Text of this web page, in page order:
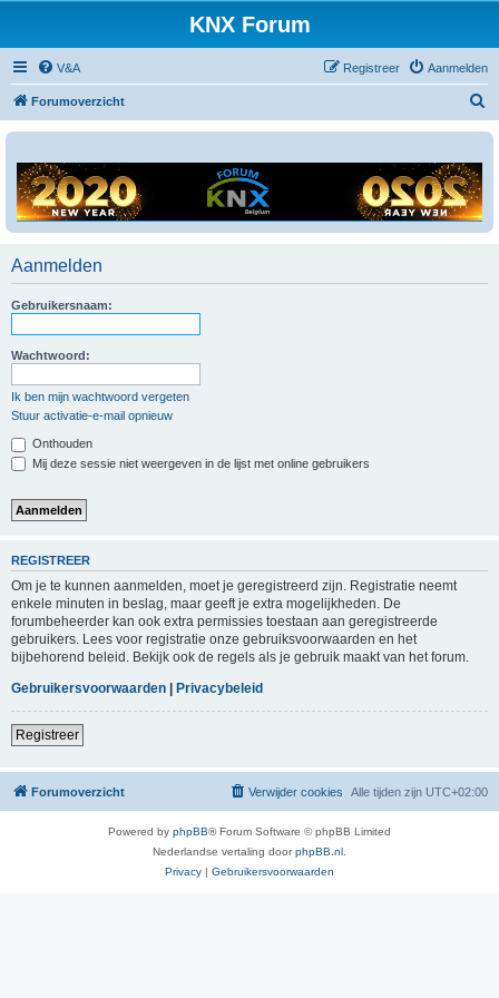
KNX Forum
V&A Aanmelden
Registreer
Forumoverzicht
Aanmelden
Gebruikersnaam:
Wachtwoord:
Ik ben mijn wachtwoord vergeten
Stuur activatie-e-mail opnieuw
Onthouden
Mij deze sessie niet weergeven in de lijst met online gebruikers
REGISTREER
Om je te kunnen aanmelden, moet je geregistreerd zijn. Registratie neemt
enkele minuten in beslag, maar geeft je extra mogelijkheden. De
forumbeheerder kan ook extra permissies toestaan aan geregistreerde
gebruikers. Lees voor registratie onze gebruiksvoorwaarden en het
bijbehorend beleid. Bekijk ook de regels als je gebruik maakt van het forum.
Gebruikersvoorwaarden
Privacybeleid
Registreer
Forumoverzicht Alle tijden zijn UTC+02:00
Verwijder cookies
Powered by phpBB® Forum Software © phpBB Limited
Nederlandse vertaling doorphpBB.nl
Privacy | Gebruikersvoorwaarden